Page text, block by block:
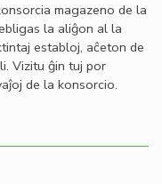
magazeno de la
la aliĝon al la
establoj, aĉeton de
Vizitu ĝin tuj por
de la konsorcio.